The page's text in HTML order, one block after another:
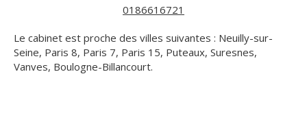
0186616721
Le cabinet est proche des villes suivantes : Neuilly-sur-
Seine, Paris 8, Paris 7, Paris 15, Puteaux, Suresnes,
Vanves, Boulogne-Billancourt.